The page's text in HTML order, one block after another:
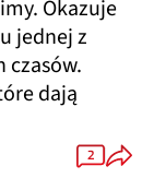
Okazuje
jednej z
czasów.
dają
2